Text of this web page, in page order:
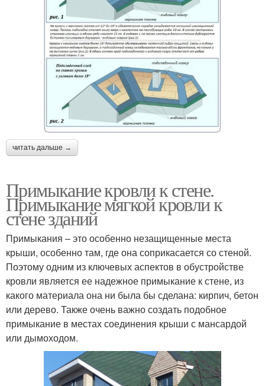
читать дальше →
Примыкание кровли к стене.
Примыкание мягкой кровли к
стене зданий
Примыкания – это особенно незащищенные места
крыши, особенно там, где она соприкасается со стеной.
Поэтому одним из ключевых аспектов в обустройстве
кровли является ее надежное примыкание к стене, из
какого материала она ни была бы сделана: кирпич, бетон
или дерево. Также очень важно создать подобное
примыкание в местах соединения крыши с мансардой
или дымоходом.